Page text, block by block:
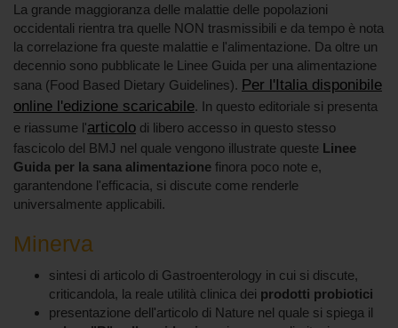
La grande maggioranza delle malattie delle popolazioni
occidentali rientra tra quelle NON trasmissibili e da tempo è nota
la correlazione fra queste malattie e l'alimentazione. Da oltre un
decennio sono pubblicate le Linee Guida per una alimentazione
sana (Food Based Dietary Guidelines). Per l'Italia disponibile
online l'edizione scaricabile. In questo editoriale si presenta
e riassume l'articolo di libero accesso in questo stesso
fascicolo del BMJ nel quale vengono illustrate queste Linee
Guida per la sana alimentazione finora poco note e,
garantendone l'efficacia, si discute come renderle
universalmente applicabili.
Minerva
sintesi di articolo di Gastroenterology in cui si discute,
criticandola, la reale utilità clinica dei prodotti probiotici
presentazione dell'articolo di Nature nel quale si spiega il